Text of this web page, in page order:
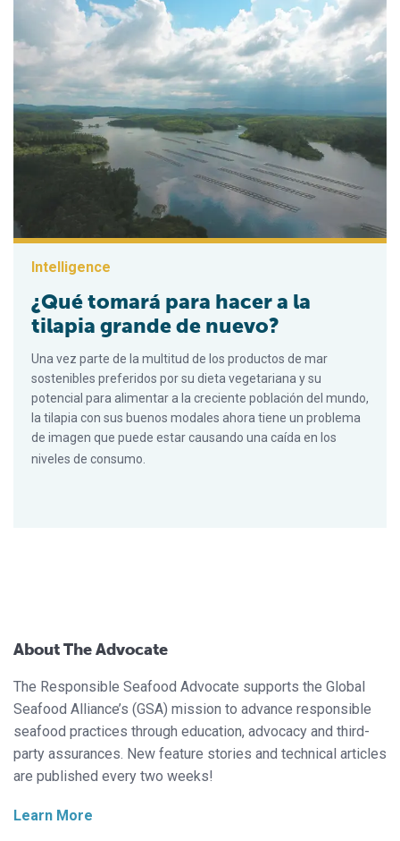
Intelligence
¿Qué tomará para hacer a la
tilapia grande de nuevo?
Una vez parte de la multitud de los productos de mar
sostenibles preferidos por su dieta vegetariana y su
potencial para alimentar a la creciente población del mundo,
la tilapia con sus buenos modales ahora tiene un problema
de imagen que puede estar causando una caída en los
niveles de consumo.
About The Advocate
The Responsible Seafood Advocate supports the Global
Seafood Alliance’s (GSA) mission to advance responsible
seafood practices through education, advocacy and third-
party assurances. New feature stories and technical articles
are published every two weeks!
Learn More